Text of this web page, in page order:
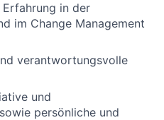
in der
im Change Management
verantwortungsvolle
und
persönliche und